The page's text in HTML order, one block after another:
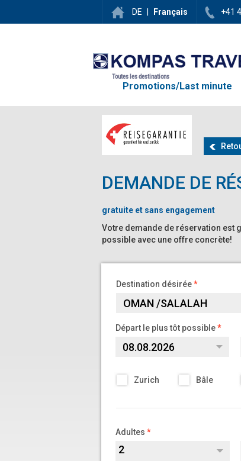
DE Français +41
Toutes les destinations
Promotions/Last minute
DEMANDE DE
gratuite et sans engagement
Votre demande de réservation est
possible avec une offre concrète!
Destination désirée
Départ le plus tôt possible
Zurich Bâle
Adultes
2